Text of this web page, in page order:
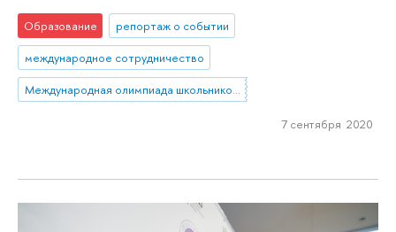
Образование
репортаж о событии
международное сотрудничество
Международная олимпиада школьников по экономике
7 сентября 2020